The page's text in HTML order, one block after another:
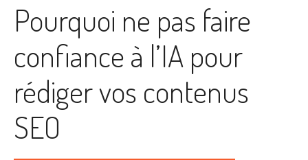
Pourquoi ne pas faire
confiance à l’IA pour
rédiger vos contenus
SEO